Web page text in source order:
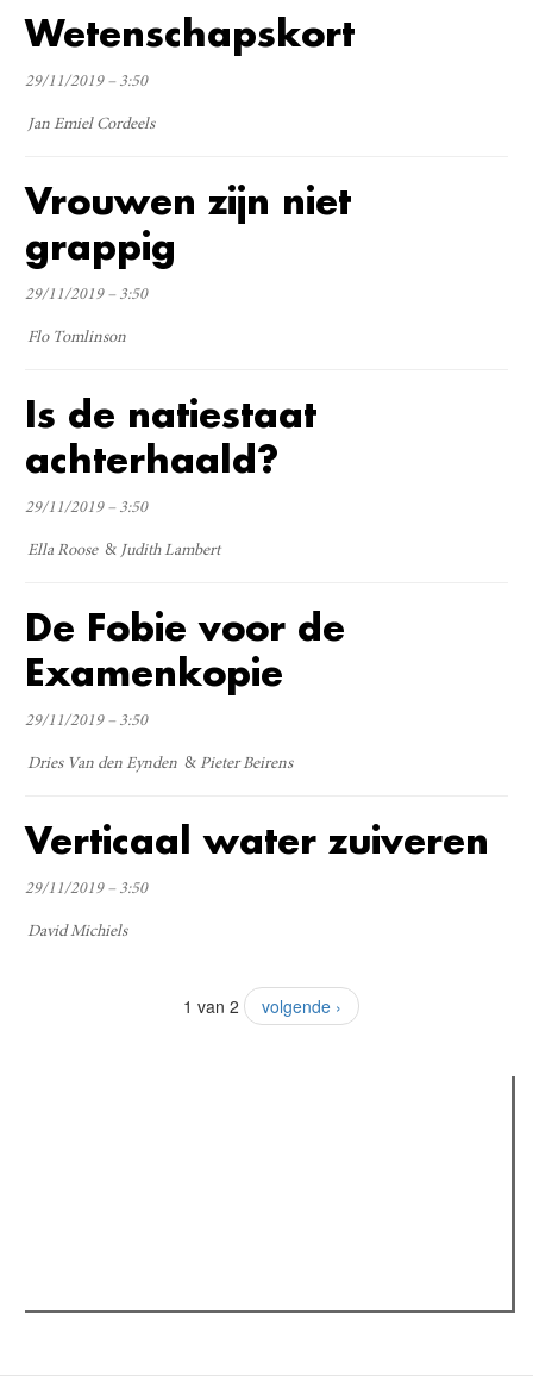
Wetenschapskort
29/11/2019 – 3:50
Jan Emiel Cordeels
Vrouwen zijn niet
grappig
29/11/2019 – 3:50
Flo Tomlinson
Is de natiestaat
achterhaald?
29/11/2019 – 3:50
Ella Roose Judith Lambert
De Fobie voor de
Examenkopie
29/11/2019 – 3:50
Dries Van den Eynden Pieter Beirens
Verticaal water zuiveren
29/11/2019 – 3:50
David Michiels
1 van 2 volgende ›